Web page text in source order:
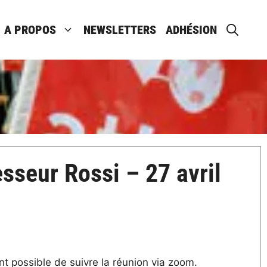
A PROPOS NEWSLETTERS ADHÉSION
Rossi – 27 avril
possible de suivre la réunion via zoom.